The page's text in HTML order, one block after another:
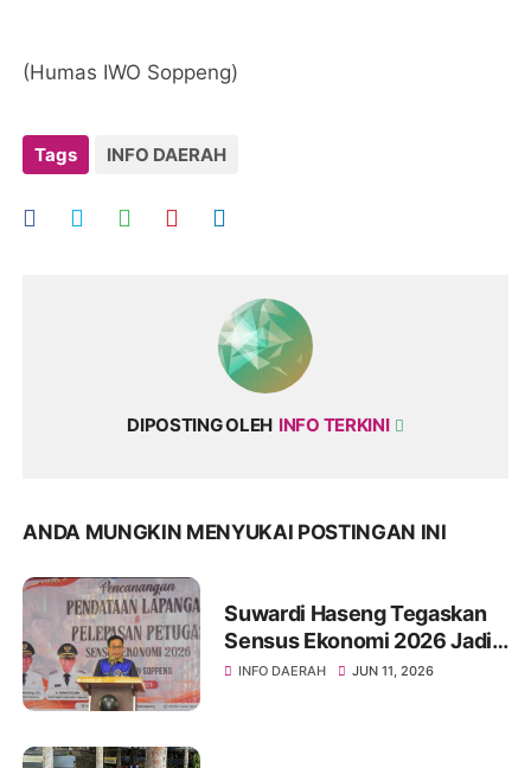
(Humas IWO Soppeng)
Tags INFO DAERAH
DIPOSTING OLEH INFO TERKINI
ANDA MUNGKIN MENYUKAI POSTINGAN INI
Suwardi Haseng Tegaskan
Sensus Ekonomi 2026 Jadi
Basis Pembangunan
INFO DAERAH JUN 11, 2026